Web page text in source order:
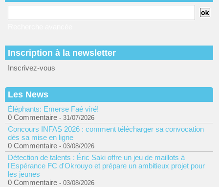
Inscription à la newsletter
Inscrivez-vous
Les News
Éléphants: Emerse Faé viré!
0 Commentaire - 31/07/2026
Concours INFAS 2026 : comment télécharger sa convocation
dès sa mise en ligne
0 Commentaire - 03/08/2026
Détection de talents : Éric Saki offre un jeu de maillots à
l'Espérance FC d'Okrouyo et prépare un ambitieux projet pour
les jeunes
0 Commentaire - 03/08/2026